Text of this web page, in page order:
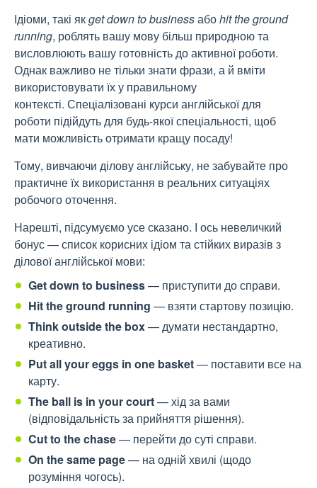
Ідіоми, такі якget down to businessабоhit the ground
running, роблять вашу мову більш природною та
висловлюють вашу готовність до активної роботи.
Однак важливо не тільки знати фрази, а й вміти
використовувати їх у правильному
контексті. Спеціалізовані курси англійської для
роботи підійдуть для будь-якої спеціальності, щоб
мати можливість отримати кращу посаду!
Тому, вивчаючи ділову англійську, не забувайте про
практичне їх використання в реальних ситуаціях
робочого оточення.
Нарешті, підсумуємо усе сказано. І ось невеличкий
бонус — список корисних ідіом та стійких виразів з
ділової англійської мови:
Get down to business— приступити до справи.
Hit the ground running — взяти стартову позицію.
Think outside the box— думати нестандартно,
креативно.
Put all your eggs in one basket— поставити все на
карту.
The ball is in your court— хід за вами
(відповідальність за прийняття рішення).
Cut to the chase— перейти до суті справи.
On the same page— на одній хвилі (щодо
розуміння чогось).